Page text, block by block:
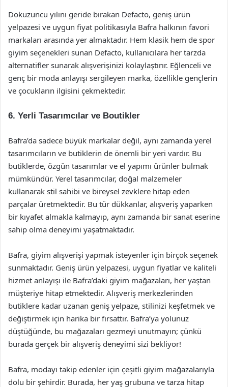
Dokuzuncu yılını geride bırakan Defacto, geniş ürün
yelpazesi ve uygun fiyat politikasıyla Bafra halkının favori
markaları arasında yer almaktadır. Hem klasik hem de spor
giyim seçenekleri sunan Defacto, kullanıcılara her tarzda
alternatifler sunarak alışverişinizi kolaylaştırır. Eğlenceli ve
genç bir moda anlayışı sergileyen marka, özellikle gençlerin
ve çocukların ilgisini çekmektedir.
6. Yerli Tasarımcılar ve Boutikler
Bafra’da sadece büyük markalar değil, aynı zamanda yerel
tasarımcıların ve butiklerin de önemli bir yeri vardır. Bu
butiklerde, özgün tasarımlar ve el yapımı ürünler bulmak
mümkündür. Yerel tasarımcılar, doğal malzemeler
kullanarak stil sahibi ve bireysel zevklere hitap eden
parçalar üretmektedir. Bu tür dükkanlar, alışveriş yaparken
bir kıyafet almakla kalmayıp, aynı zamanda bir sanat eserine
sahip olma deneyimi yaşatmaktadır.
Bafra, giyim alışverişi yapmak isteyenler için birçok seçenek
sunmaktadır. Geniş ürün yelpazesi, uygun fiyatlar ve kaliteli
hizmet anlayışı ile Bafra’daki giyim mağazaları, her yaştan
müşteriye hitap etmektedir. Alışveriş merkezlerinden
butiklere kadar uzanan geniş yelpaze, stilinizi keşfetmek ve
değiştirmek için harika bir fırsattır. Bafra’ya yolunuz
düştüğünde, bu mağazaları gezmeyi unutmayın; çünkü
burada gerçek bir alışveriş deneyimi sizi bekliyor!
Bafra, modayı takip edenler için çeşitli giyim mağazalarıyla
dolu bir şehirdir. Burada, her yaş grubuna ve tarza hitap